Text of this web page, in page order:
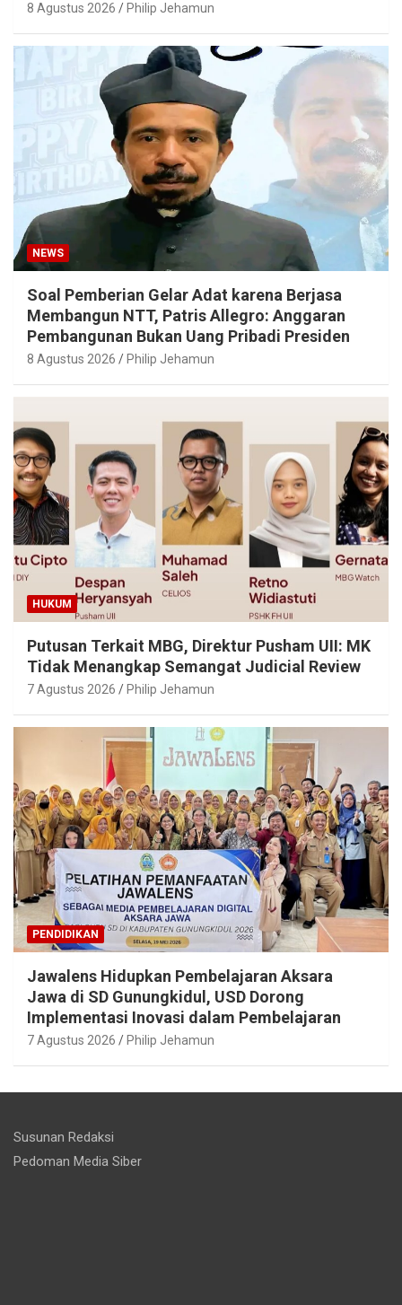
8 Agustus 2026 Philip Jehamun
NEWS
Soal Pemberian Gelar Adat karena Berjasa
Membangun NTT, Patris Allegro: Anggaran
Pembangunan Bukan Uang Pribadi Presiden
8 Agustus 2026 Philip Jehamun
HUKUM
Putusan Terkait MBG, Direktur Pusham UII: MK
Tidak Menangkap Semangat Judicial Review
7 Agustus 2026 Philip Jehamun
PENDIDIKAN
Jawalens Hidupkan Pembelajaran Aksara
Jawa di SD Gunungkidul, USD Dorong
Implementasi Inovasi dalam Pembelajaran
7 Agustus 2026 Philip Jehamun
Susunan Redaksi
Pedoman Media Siber